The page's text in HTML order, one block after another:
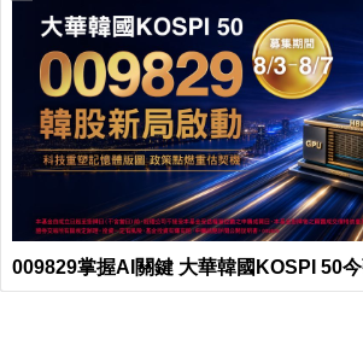
009829掌握AI關鍵 大華韓國KOSPI 50